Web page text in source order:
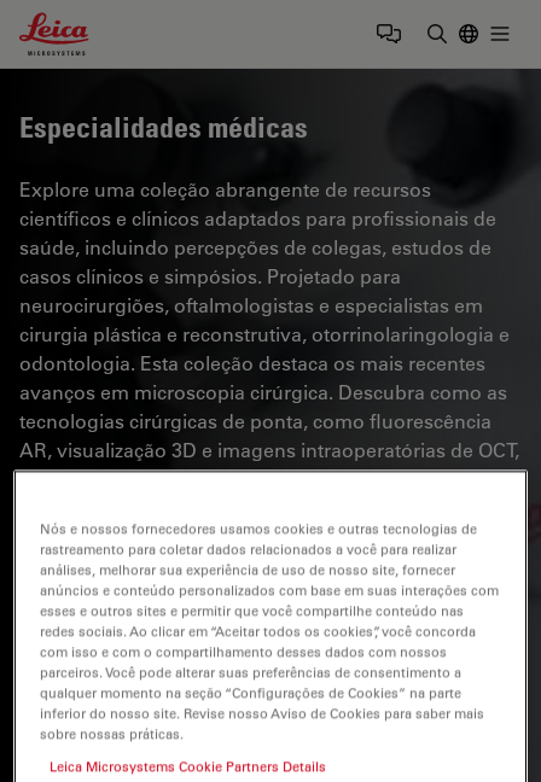
Leica Microsystems Logo
Especialidades médicas
Explore uma coleção abrangente de recursos
científicos e clínicos adaptados para profissionais de
saúde, incluindo percepções de colegas, estudos de
casos clínicos e simpósios. Projetado para
neurocirurgiões, oftalmologistas e especialistas em
cirurgia plástica e reconstrutiva, otorrinolaringologia e
odontologia. Esta coleção destaca os mais recentes
avanços em microscopia cirúrgica. Descubra como as
tecnologias cirúrgicas de ponta, como fluorescência
AR, visualização 3D e imagens intraoperatórias de OCT,
possibilitam a tomada de decisões confiantes e a
Nós e nossos fornecedores usamos cookies e outras tecnologias de
rastreamento para coletar dados relacionados a você para realizar
análises, melhorar sua experiência de uso de nosso site, fornecer
anúncios e conteúdo personalizados com base em suas interações com
esses e outros sites e permitir que você compartilhe conteúdo nas
redes sociais. Ao clicar em “Aceitar todos os cookies”, você concorda
com isso e com o compartilhamento desses dados com nossos
parceiros. Você pode alterar suas preferências de consentimento a
qualquer momento na seção “Configurações de Cookies” na parte
inferior do nosso site. Revise nosso Aviso de Cookies para saber mais
sobre nossas práticas.
Leica Microsystems Cookie Partners Details